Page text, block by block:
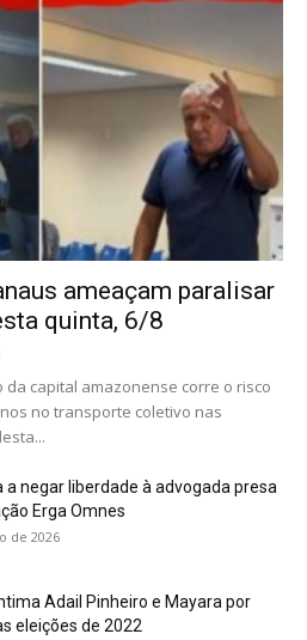
ameaçam paralisar
quinta, 6/8
da capital amazonense corre o risco
no transporte coletivo nas
a negar liberdade à advogada presa
Erga Omnes
de 2026
Adail Pinheiro e Mayara por
eleições de 2022